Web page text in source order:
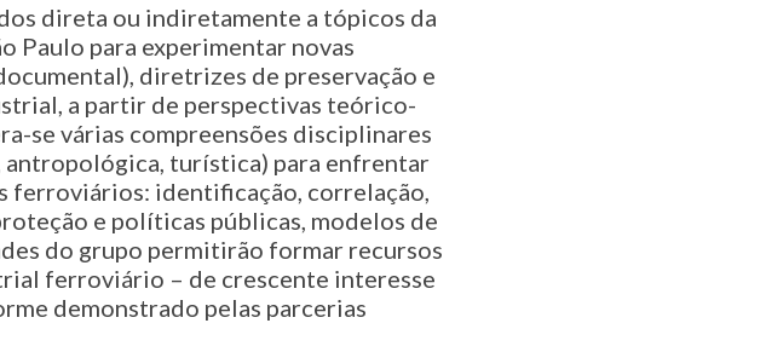
direta ou indiretamente a tópicos da
Paulo para experimentar novas
diretrizes de preservação e
a partir de perspectivas teórico-
se várias compreensões disciplinares
turística) para enfrentar
ferroviários: identificação, correlação,
e políticas públicas, modelos de
do grupo permitirão formar recursos
ferroviário – de crescente interesse
demonstrado pelas parcerias